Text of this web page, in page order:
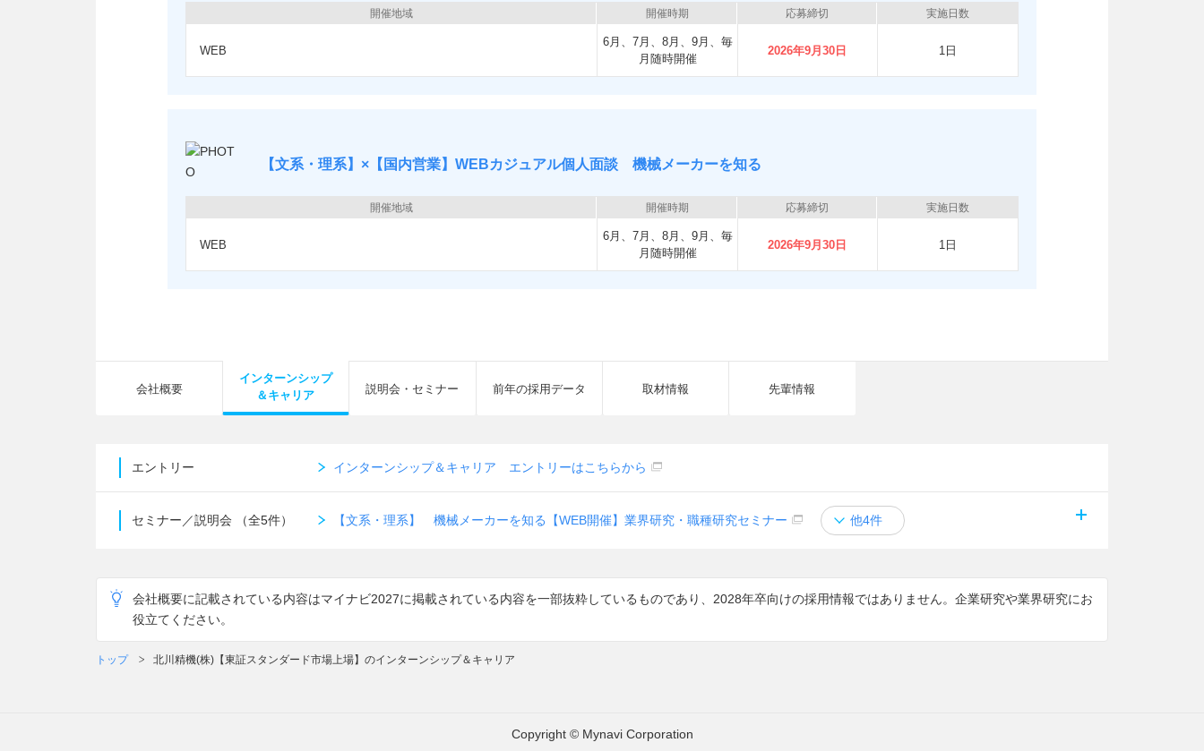
開催地域
WEB
開催時期
6月、7月、8月、9月、毎
月随時開催
応募締切
2026年9月30日
実施日数
1日
【文系・理系】×【国内営業】WEBカジュアル個人面談 機械メーカーを知る
開催地域
WEB
開催時期
6月、7月、8月、9月、毎
月随時開催
応募締切
2026年9月30日
実施日数
1日
会社概要
インターンシップ
＆キャリア
説明会・セミナー 前年の採用データ 取材情報 先輩情報
エントリー インターンシップ＆キャリア エントリーはこちらから
セミナー／説明会 （全5件） 【文系・理系】 機械メーカーを知る【WEB開催】業界研究・職種研究セミナー 他4件
会社概要に記載されている内容はマイナビ2027に掲載されている内容を一部抜粋しているものであり、2028年卒向けの採用情報ではありません。企業研究や業界研究にお
役立てください。
トップ 北川精機(株)【東証スタンダード市場上場】のインターンシップ＆キャリア
Copyright © Mynavi Corporation